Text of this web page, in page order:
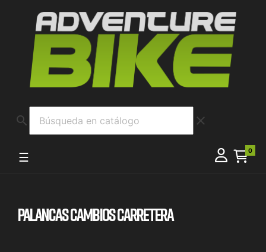
search clear
Navegación de palanca
☰ 0
PALANCAS CAMBIOS CARRETERA